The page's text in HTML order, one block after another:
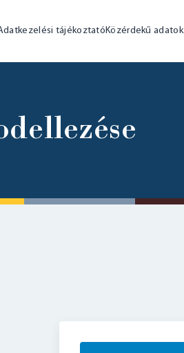
tájékoztatóKözérdekű adatok